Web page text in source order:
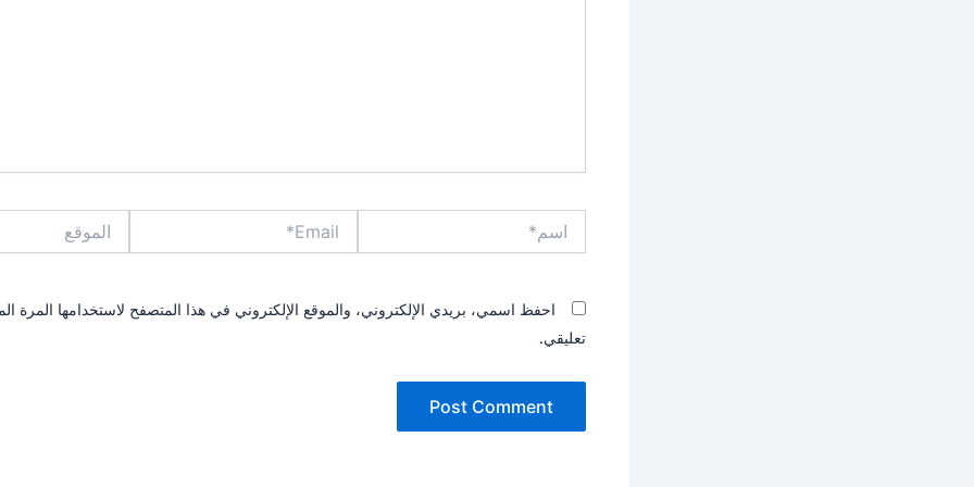
احفظ اسمي، بريدي الإلكتروني، والموقع الإلكتروني في هذا المتصفح لاستخدامها المرة
تعليقي.